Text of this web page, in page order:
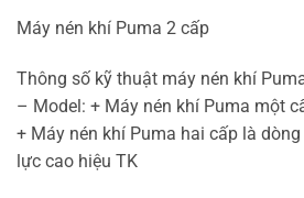
Máy nén khí Puma 2 cấp
Thông số kỹ thuật máy nén khí
– Model: + Máy nén khí Puma một
+ Máy nén khí Puma hai cấp là
lực cao hiệu TK